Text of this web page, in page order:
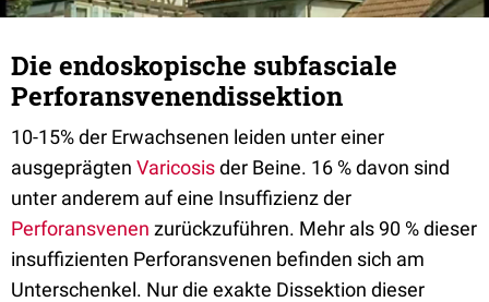
Die endoskopische subfasciale
Perforansvenendissektion
10-15% der Erwachsenen leiden unter einer
ausgeprägten Varicosisder Beine. 16 % davon sind
unter anderem auf eine Insuffizienz der
Perforansvenen zurückzuführen. Mehr als 90 % dieser
insuffizienten Perforansvenen befinden sich am
Unterschenkel. Nur die exakte Dissektion dieser